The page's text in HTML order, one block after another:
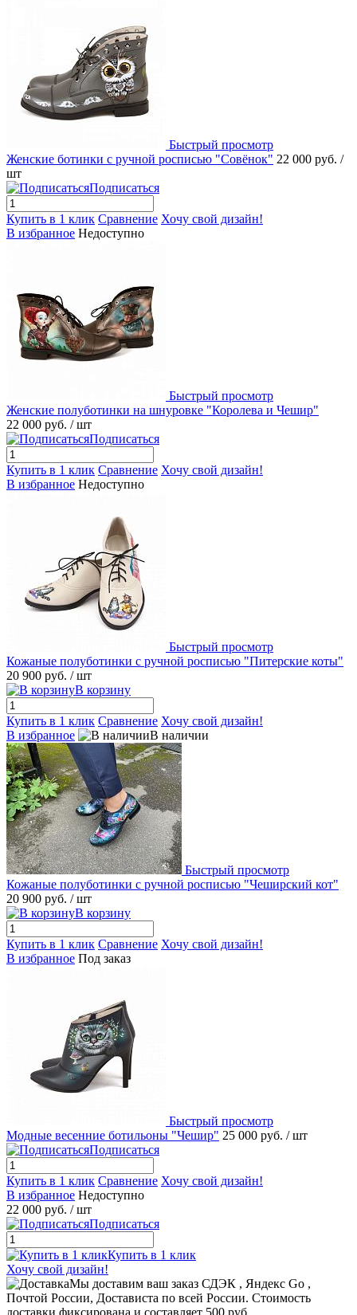
Быстрый просмотр
Женские ботинки с ручной росписью "Совёнок" 22 000 руб. /
шт
Подписаться
Купить в 1 клик Сравнение Хочу свой дизайн!
В избранное Недоступно
Быстрый просмотр
Женские полуботинки на шнуровке "Королева и Чешир"
22 000 руб. / шт
Подписаться
Купить в 1 клик Сравнение Хочу свой дизайн!
В избранное Недоступно
Быстрый просмотр
Кожаные полуботинки с ручной росписью "Питерские коты"
20 900 руб. / шт
В корзину
Купить в 1 клик Сравнение Хочу свой дизайн!
В избранное
В наличии
Быстрый просмотр
Кожаные полуботинки с ручной росписью "Чеширский кот"
20 900 руб. / шт
В корзину
Купить в 1 клик Сравнение Хочу свой дизайн!
В избранное Под заказ
Быстрый просмотр
Модные весенние ботильоны "Чешир" 25 000 руб. / шт
Подписаться
Купить в 1 клик Сравнение Хочу свой дизайн!
В избранное Недоступно
22 000 руб. / шт
Подписаться
Купить в 1 клик
Хочу свой дизайн!
Мы доставим ваш заказ СДЭК , Яндекс Go ,
Почтой России, Достависта по всей России. Стоимость
доставки фиксирована и составляет 500 руб.